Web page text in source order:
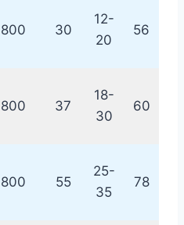
30
12-
20
56
37
18-
30
60
55
25-
35
78